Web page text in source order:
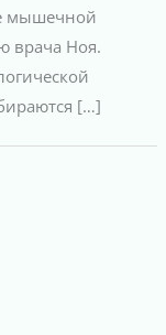
мышечной
врача Ноя.
[…]